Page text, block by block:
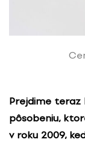
Prejdime teraz
pôsobeniu,
v roku 2009,